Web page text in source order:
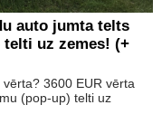
auto jumta telts
uz zemes! (+
3600 EUR vērta
(pop-up) telti uz